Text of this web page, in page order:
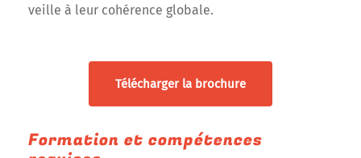
veille à leur cohérence globale.
Télécharger la brochure
Formation et compétences